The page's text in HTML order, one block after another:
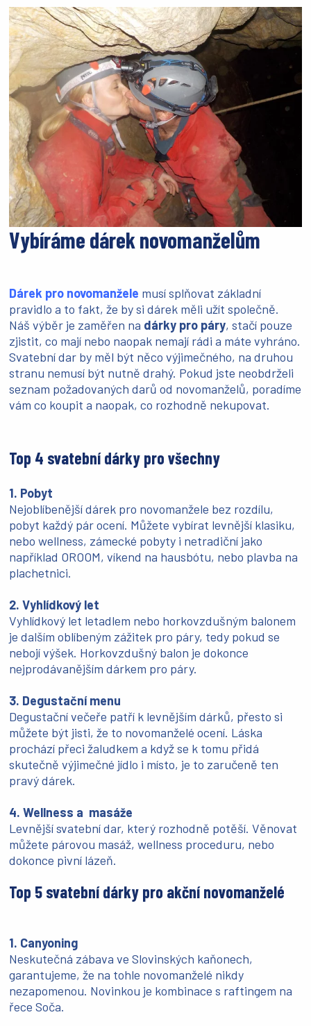
Vybíráme dárek novomanželům
Dárek pro novomanžele musí splňovat základní
pravidlo a to fakt, že by si dárek měli užít společně.
Náš výběr je zaměřen na dárky pro páry, stačí pouze
zjistit, co mají nebo naopak nemají rádi a máte vyhráno.
Svatební dar by měl být něco výjimečného, na druhou
stranu nemusí být nutně drahý. Pokud jste neobdrželi
seznam požadovaných darů od novomanželů, poradíme
vám co koupit a naopak, co rozhodně nekupovat.
Top 4 svatební dárky pro všechny
1. Pobyt
Nejoblíbenější dárek pro novomanžele bez rozdílu,
pobyt každý pár ocení. Můžete vybírat levnější klasiku,
nebo wellness, zámecké pobyty i netradiční jako
například OROOM, víkend na hausbótu, nebo plavba na
plachetnici.
2. Vyhlídkový let
Vyhlídkový let letadlem nebo horkovzdušným balonem
je dalším oblíbeným zážitek pro páry, tedy pokud se
nebojí výšek. Horkovzdušný balon je dokonce
nejprodávanějším dárkem pro páry.
3. Degustační menu
Degustační večeře patří k levnějším dárků, přesto si
můžete být jisti, že to novomanželé ocení. Láska
prochází přeci žaludkem a když se k tomu přidá
skutečně výjimečné jídlo i místo, je to zaručeně ten
pravý dárek.
4. Wellness a masáže
Levnější svatební dar, který rozhodně potěší. Věnovat
můžete párovou masáž, wellness proceduru, nebo
dokonce pivní lázeň.
Top 5 svatební dárky pro akční novomanželé
1. Canyoning
Neskutečná zábava ve Slovinských kaňonech,
garantujeme, že na tohle novomanželé nikdy
nezapomenou. Novinkou je kombinace s raftingem na
řece Soča.